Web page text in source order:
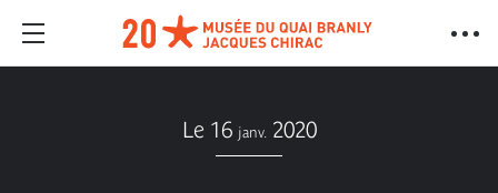
Le 16 janv. 2020